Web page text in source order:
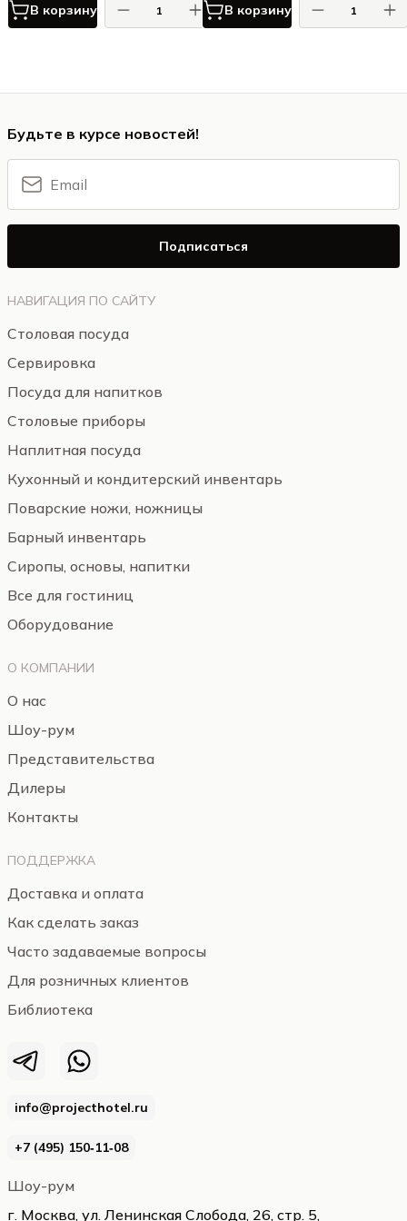
В корзину В корзину
info@projecthotel.ru
+7 (495) 150‑11‑08
Шоу-рум
г. Москва, ул. Ленинская Слобода, 26, стр. 5,
НАВИГАЦИЯ ПО САЙТУ
Столовая посуда
Сервировка
Посуда для напитков
Столовые приборы
Наплитная посуда
Кухонный и кондитерский инвентарь
Поварские ножи, ножницы
Барный инвентарь
Сиропы, основы, напитки
Все для гостиниц
Оборудование
О КОМПАНИИ
О нас
Шоу-рум
Представительства
Дилеры
Контакты
ПОДДЕРЖКА
Доставка и оплата
Как сделать заказ
Часто задаваемые вопросы
Для розничных клиентов
Библиотека
Будьте в курсе новостей!
Подписаться